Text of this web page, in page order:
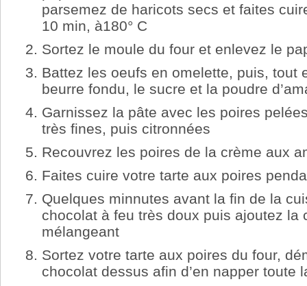
parsemez de haricots secs et faites
10 min, à180° C
Sortez le moule du four et enlevez le
Battez les oeufs en omelette, puis, tout
beurre fondu, le sucre et la poudre
Garnissez la pâte avec les poires
très fines, puis citronnées
Recouvrez les poires de la crème aux
Faites cuire votre tarte aux poires
Quelques minnutes avant la fin de la
chocolat à feu très doux puis ajoutez la
mélangeant
Sortez votre tarte aux poires du four,
chocolat dessus afin d’en napper toute